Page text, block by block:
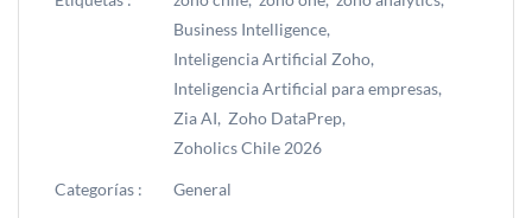
Business Intelligence,
Inteligencia Artificial Zoho,
Inteligencia Artificial para empresas,
Zia AI, Zoho DataPrep,
Zoholics Chile 2026
Categorías : General